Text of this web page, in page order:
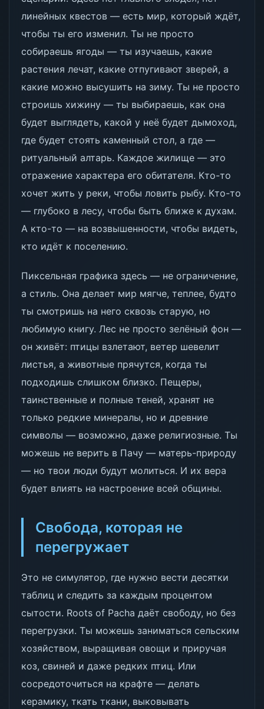
линейных квестов — есть мир, который ждёт,
чтобы ты его изменил. Ты не просто
собираешь ягоды — ты изучаешь, какие
растения лечат, какие отпугивают зверей, а
какие можно высушить на зиму. Ты не просто
строишь хижину — ты выбираешь, как она
будет выглядеть, какой у неё будет дымоход,
где будет стоять каменный стол, а где —
ритуальный алтарь. Каждое жилище — это
отражение характера его обитателя. Кто-то
хочет жить у реки, чтобы ловить рыбу. Кто-то
— глубоко в лесу, чтобы быть ближе к духам.
А кто-то — на возвышенности, чтобы видеть,
кто идёт к поселению.
Пиксельная графика здесь — не ограничение,
а стиль. Она делает мир мягче, теплее, будто
ты смотришь на него сквозь старую, но
любимую книгу. Лес не просто зелёный фон —
он живёт: птицы взлетают, ветер шевелит
листья, а животные прячутся, когда ты
подходишь слишком близко. Пещеры,
таинственные и полные теней, хранят не
только редкие минералы, но и древние
символы — возможно, даже религиозные. Ты
можешь не верить в Пачу — матерь-природу
— но твои люди будут молиться. И их вера
будет влиять на настроение всей общины.
Свобода, которая не
перегружает
Это не симулятор, где нужно вести десятки
таблиц и следить за каждым процентом
сытости. Roots of Pacha даёт свободу, но без
перегрузки. Ты можешь заниматься сельским
хозяйством, выращивая овощи и приручая
коз, свиней и даже редких птиц. Или
сосредоточиться на крафте — делать
керамику, ткать ткани, выковывать